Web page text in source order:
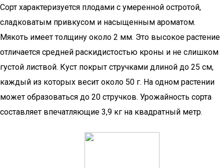
Сорт характеризуется плодами с умеренной остротой,
сладковатым привкусом и насыщенным ароматом.
Мякоть имеет толщину около 2 мм. Это высокое растение
отличается средней раскидистостью кроны и не слишком
густой листвой. Куст покрыт стручками длиной до 25 см,
каждый из которых весит около 50 г. На одном растении
может образоваться до 20 стручков. Урожайность сорта
составляет впечатляющие 3,9 кг на квадратный метр.